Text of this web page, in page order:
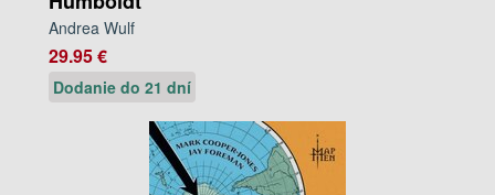
Andrea Wulf
29.95 €
Dodanie do 21 dní